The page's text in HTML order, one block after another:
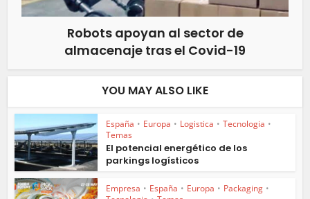
Robots apoyan al sector de
almacenaje tras el Covid-19
YOU MAY ALSO LIKE
España • Europa • Logistica • Tecnologia •
Temas
El potencial energético de los
parkings logísticos
Empresa • España • Europa • Packaging •